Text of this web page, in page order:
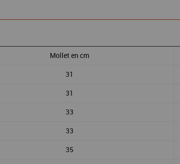
Mollet en cm
31
31
33
33
35